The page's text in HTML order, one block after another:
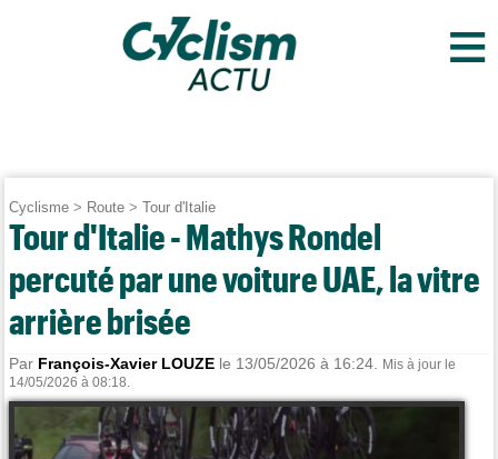
≡
Cyclisme > Route >Tour d'Italie
Tour d'Italie - Mathys Rondel
percuté par une voiture UAE, la vitre
arrière brisée
Par François-Xavier LOUZE le 13/05/2026 à 16:24.
Mis à jour le
14/05/2026 à 08:18.